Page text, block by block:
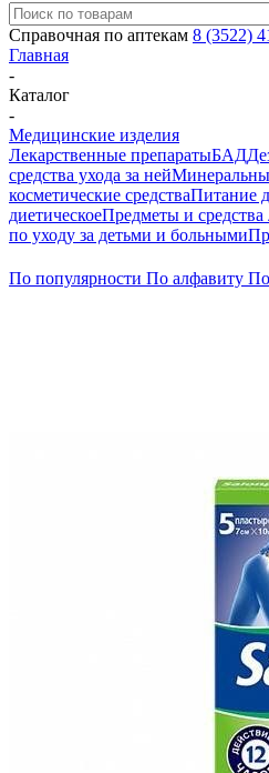
Справочная по аптекам 8 (3522)
Главная
-
Каталог
-
Медицинские изделия
Лекарственные препаратыБАД
средства ухода за ней
косметические средстваПитание
диетическоеПредметы и
по уходу за детьми и больными
По популярности По алфавиту